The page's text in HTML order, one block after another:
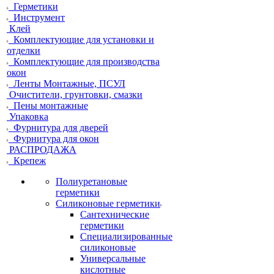
Герметики
Инструмент
Клей
Комплектующие для установки и
отделки
Комплектующие для производства
окон
Ленты Монтажные, ПСУЛ
Очистители, грунтовки, смазки
Пены монтажные
Упаковка
Фурнитура для дверей
Фурнитура для окон
РАСПРОДАЖА
Крепеж
Полиуретановые
герметики
Силиконовые герметики
Сантехнические
герметики
Специализированные
силиконовые
Универсальные
кислотные